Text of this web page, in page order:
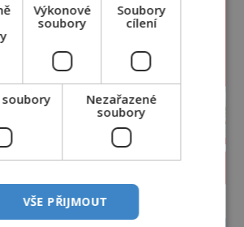
reklama
Výkonové
soubory
Soubory
cílení
soubory
Nezařazené
soubory
VŠE PŘIJMOUT